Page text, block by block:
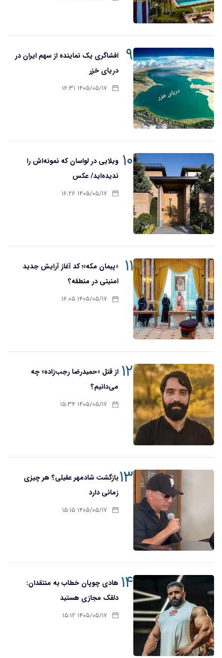
۹
افشاگری یک نماینده از سهم ایران در
دریای خزر
۱۴۰۵/۰۵/۱۷ ۱۶:۳۱
۱۰
ویلایی در لواسان که نمونه‌اش را
ندیده‌اید/ عکس
۱۴۰۵/۰۵/۱۷ ۱۶:۲۶
۱۱ «پیمان مکه»؛ کد آغاز آرایش جدید
امنیتی در منطقه؟
۱۴۰۵/۰۵/۱۷ ۱۶:۰۵
۱۲از قتل «حمیدرضا رجب‌زاده» چه
می‌دانیم؟
۱۴۰۵/۰۵/۱۷ ۱۵:۳۴
۱۳ بازگشت شادمهر عقیلی؟ هر چیزی
زمانی دارد
۱۴۰۵/۰۵/۱۷ ۱۵:۱۵
۱۴
هادی چوپان خطاب به منتقدان:
دلقک مجازی هستید
۱۴۰۵/۰۵/۱۷ ۱۵:۱۲